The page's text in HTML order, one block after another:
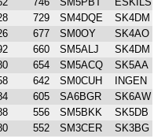
729 SM4DQE
SK4DM
677 SM0OY
SK4AO
660 SM5ALJ
SK4DM
654 SM5ACQ
SK5AA
642 SM0CUH
INGEN
605 SA6BGR
SK6AW
556 SM5BKK
SK5DB
552 SM3CER
SK3BG